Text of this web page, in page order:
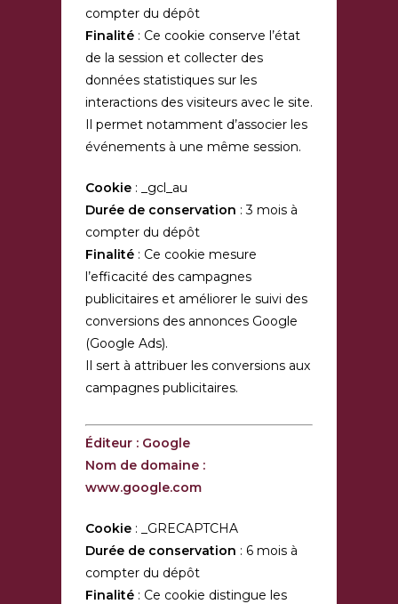
compter du dépôt
Finalité : Ce cookie conserve l’état
de la session et collecter des
données statistiques sur les
interactions des visiteurs avec le site.
Il permet notamment d’associer les
événements à une même session.
Cookie : _gcl_au
Durée de conservation : 3 mois à
compter du dépôt
Finalité : Ce cookie mesure
l’efficacité des campagnes
publicitaires et améliorer le suivi des
conversions des annonces Google
(Google Ads).
Il sert à attribuer les conversions aux
campagnes publicitaires.
Éditeur : Google
Nom de domaine :
www.google.com
Cookie : _GRECAPTCHA
Durée de conservation : 6 mois à
compter du dépôt
Finalité : Ce cookie distingue les